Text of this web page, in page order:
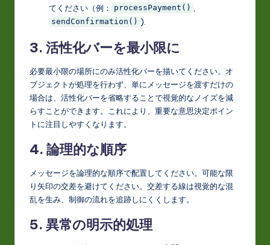
てください（例：
processPayment()
sendConfirmation() ).
3. 活性化バーを最小限に
必要最小限の場所にのみ活性化バーを描いてください。オ
ブジェクトが処理を行わず、単にメッセージを渡すだけの
場合は、活性化バーを省略することで視覚的なノイズを減
らすことができます。これにより、重要な意思決定ポイン
トに注目しやすくなります。
4. 論理的な順序
メッセージを論理的な順序で配置してください。可能な限
り矢印の交差を避けてください。交差する線は視覚的な混
乱を生み、制御の流れを追跡しにくくします。
5. 異常の明示的処理